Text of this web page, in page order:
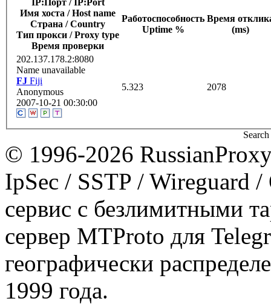
Имя хоста / Host name
Страна / Сountry
Тип прокси / Proxy type
Время проверки
Работоспособность
Uptime %
Время
(ms)
202.137.178.2:8080
Name unavailable
FJ Fiji
Anonymous
2007-10-21 00:30:00
5.323 2078
© 1996-2026
IpSec / SSTP / Wireguard
сервис с безлимитными
сервер MTProto для
географически
1999 года.